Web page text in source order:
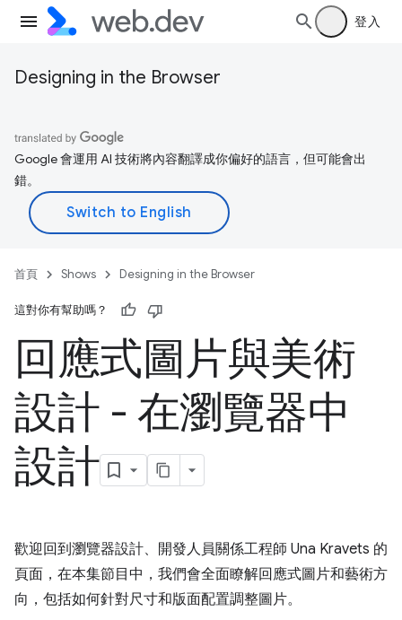
登入
Designing in the Browser
Google 會運用 AI 技術將內容翻譯成你偏好的語言，但可能會出
錯。
首頁 Shows Designing in the Browser
這對你有幫助嗎？
回應式圖片與美術
設計 - 在瀏覽器中
設計
歡迎回到瀏覽器設計、開發人員關係工程師 Una Kravets 的
頁面，在本集節目中，我們會全面瞭解回應式圖片和藝術方
向，包括如何針對尺寸和版面配置調整圖片。